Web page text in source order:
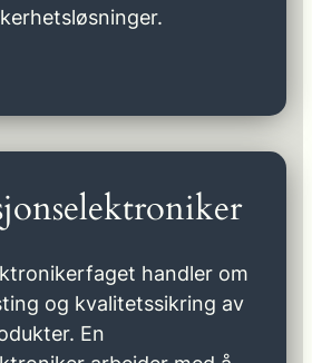
handler om
og kvalitetssikring av
En